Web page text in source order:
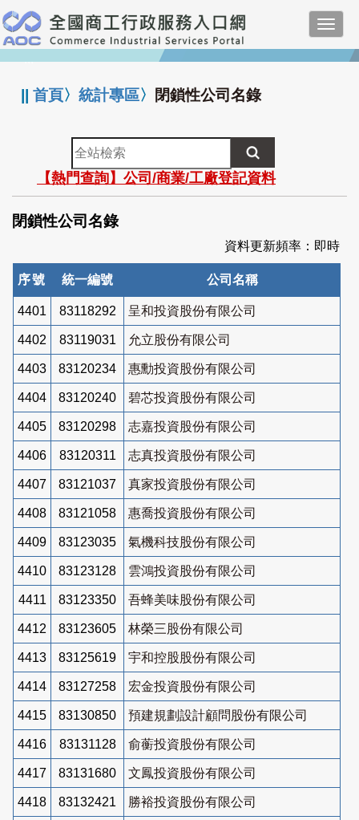
跳
到
主
要
:::
||首頁〉統計專區〉 閉鎖性公司名錄
全
站
檢
索
【熱門查詢】公司/商業/工廠登記資料
閉鎖性公司名錄
資料更新頻率：即時
序號 統一編號 公司名稱
4401 83118292 呈和投資股份有限公司
4402 83119031 允立股份有限公司
4403 83120234 惠勳投資股份有限公司
4404 83120240 碧芯投資股份有限公司
4405 83120298 志嘉投資股份有限公司
4406 83120311 志真投資股份有限公司
4407 83121037 真家投資股份有限公司
4408 83121058 惠喬投資股份有限公司
4409 83123035 氣機科技股份有限公司
4410 83123128 雲鴻投資股份有限公司
4411 83123350 吾蜂美味股份有限公司
4412 83123605 林榮三股份有限公司
4413 83125619 宇和控股股份有限公司
4414 83127258 宏金投資股份有限公司
4415 83130850 預建規劃設計顧問股份有限公司
4416 83131128 俞蘅投資股份有限公司
4417 83131680 文鳳投資股份有限公司
4418 83132421 勝裕投資股份有限公司